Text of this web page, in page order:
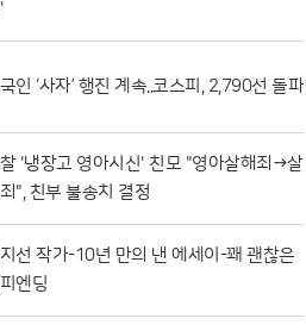
됐다. 최근 열린 '천인의 식탁' 행사에서는 대
조리된 파스타를 수많은 참가자가 함께 나누
사를 넘어 민·관·군이 협력하는 화합의 장임
연령대에 상관없이 모든 방문객이 만족할 수
을 갖췄다.마켓전시존에서는 화악산 고랭지
려는 이들로 북새통을 이뤘다. 화천 토마토는
큰 지역적 특성 덕분에 당도가 높고 저장성이
비자들 사이에서 신뢰가 두텁다. 축제 현장에
거움이 실제 구매로 이어지면서 지역 경제
인 ‘사자’ 행진 계속..코스피, 2,790선 돌파
'냉장고 영아시신' 친모 "영아살해죄→살
", 친부 불송치 결정
선 작가-10년 만의 낸 에세이-꽤 괜찮은
엔딩